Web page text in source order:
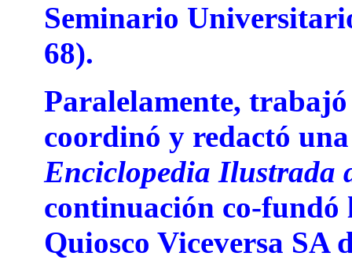
Seminario
68).
Paralelamente,
coordinó y redactó
Enciclopedia Ilustrada
continuación co-
Quiosco Viceversa SA